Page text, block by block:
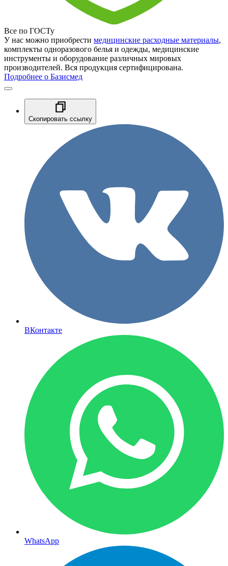
Все по ГОСТу
У нас можно приобрести медицинские расходные материалы,
комплекты одноразового белья и одежды, медицинские
инструменты и оборудование различных мировых
производителей. Вся продукция сертифицирована.
Подробнее о Базисмед
Скопировать ссылку
ВКонтакте
WhatsApp